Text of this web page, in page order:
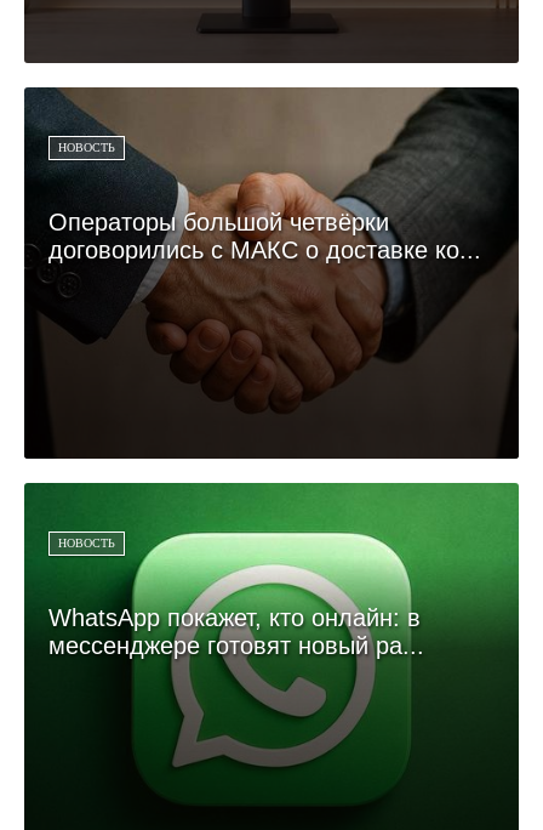
НОВОСТЬ
Операторы большой четвёрки
договорились с МАКС о доставке ко...
НОВОСТЬ
WhatsApp покажет, кто онлайн: в
мессенджере готовят новый ра...